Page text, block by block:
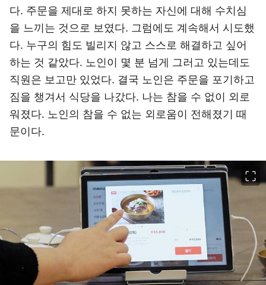
다. 주문을 제대로 하지 못하는 자신에 대해 수치심
을 느끼는 것으로 보였다. 그럼에도 계속해서 시도했
다. 누구의 힘도 빌리지 않고 스스로 해결하고 싶어
하는 것 같았다. 노인이 몇 분 넘게 그러고 있는데도
직원은 보고만 있었다. 결국 노인은 주문을 포기하고
짐을 챙겨서 식당을 나갔다. 나는 참을 수 없이 외로
워졌다. 노인의 참을 수 없는 외로움이 전해졌기 때
문이다.